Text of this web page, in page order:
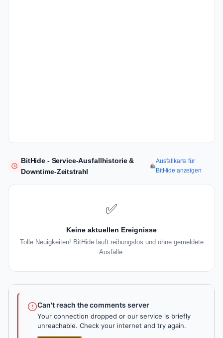
BitHide - Service-Ausfallhistorie &
Downtime-Zeitstrahl
Ausfallkarte für
BitHide anzeigen
✅
Keine aktuellen Ereignisse
Tolle Neuigkeiten! BitHide läuft reibungslos und ohne gemeldete
Ausfälle.
Can't reach the comments server
Your connection dropped or our service is briefly
unreachable. Check your internet and try again.